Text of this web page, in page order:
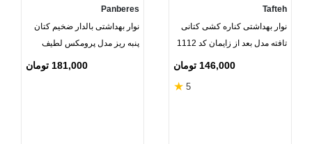
Tafteh
نوار بهداشتی کناره کشی کتانی
تافته مدل بعد از زایمان کد 1112
146,000 تومان
5
★
Panberes
نوار بهداشتی بالدار ضخیم کتان
پنبه ریز مدل پرومکس لطیف
181,000 تومان